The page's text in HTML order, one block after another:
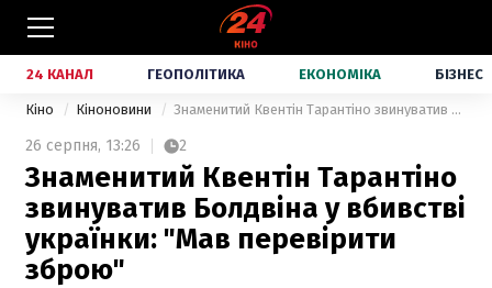
24 КАНАЛ ГЕОПОЛІТИКА ЕКОНОМІКА БІЗНЕС
Кіно Кіноновини Знаменитий Квентін Тарантіно звинуватив Болдвіна у вбивстві українки: "Мав перевірити зброю"
26 серпня, 13:26 2
Знаменитий Квентін Тарантіно
звинуватив Болдвіна у вбивстві
українки: "Мав перевірити
зброю"